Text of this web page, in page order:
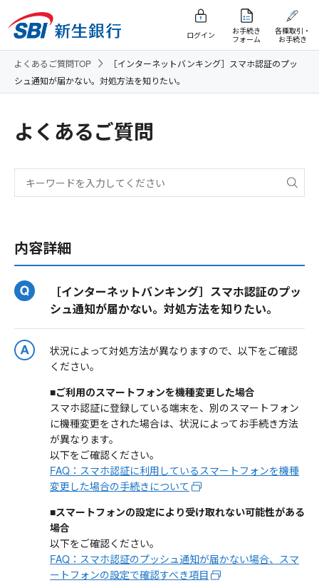
ログイン
お手続き
フォーム
各種取引・
お手続き
よくあるご質問TOP
［インターネットバンキング］スマホ認証のプッ
シュ通知が届かない。対処方法を知りたい。
よくあるご質問
内容詳細
［インターネットバンキング］スマホ認証のプッ
シュ通知が届かない。対処方法を知りたい。
状況によって対処方法が異なりますので、以下をご確認
ください。
■ご利用のスマートフォンを機種変更した場合
スマホ認証に登録している端末を、別のスマートフォン
に機種変更をされた場合は、状況によってお手続き方法
が異なります。
以下をご確認ください。
FAQ：スマホ認証に利用しているスマートフォンを機種
変更した場合の手続きについて
■スマートフォンの設定により受け取れない可能性がある
場合
以下をご確認ください。
FAQ：スマホ認証のプッシュ通知が届かない場合、スマ
ートフォンの設定で確認すべき項目